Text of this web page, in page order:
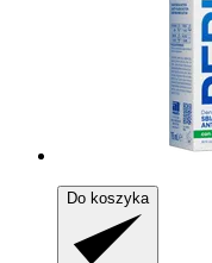
Do koszyka